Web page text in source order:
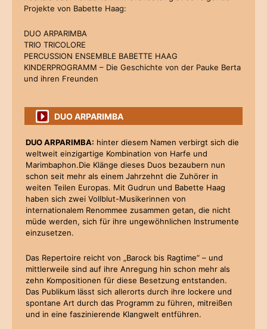
Projekte von Babette Haag:
DUO ARPARIMBA
TRIO TRICOLORE
PERCUSSION ENSEMBLE BABETTE HAAG
KINDERPROGRAMM – Die Geschichte von der Pauke Berta
und ihren Freunden
DUO ARPARIMBA
DUO ARPARIMBA: hinter diesem Namen verbirgt sich die
weltweit einzigartige Kombination von Harfe und
Marimbaphon.Die Klänge dieses Duos bezaubern nun
schon seit mehr als einem Jahrzehnt die Zuhörer in
weiten Teilen Europas. Mit Gudrun und Babette Haag
haben sich zwei Vollblut-Musikerinnen von
internationalem Renommee zusammen getan, die nicht
müde werden, sich für ihre ungewöhnlichen Instrumente
einzusetzen.
Das Repertoire reicht von „Barock bis Ragtime“ – und
mittlerweile sind auf ihre Anregung hin schon mehr als
zehn Kompositionen für diese Besetzung entstanden.
Das Publikum lässt sich allerorts durch ihre lockere und
spontane Art durch das Programm zu führen, mitreißen
und in eine faszinierende Klangwelt entführen.